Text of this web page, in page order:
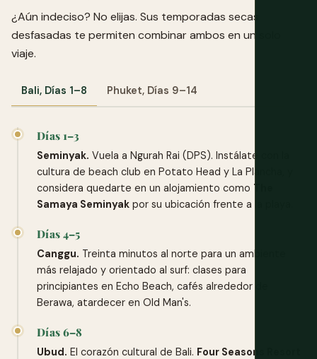
¿Aún indeciso? No elijas. Sus temporadas secas
desfasadas te permiten combinar ambos en un solo
viaje.
Bali, Días 1–8 Phuket, Días 9–14
Días 1–3
Seminyak. Vuela a Ngurah Rai (DPS). Instálate con la
cultura de beach club en Potato Head y La Plancha, y
considera quedarte en un alojamiento como The
Samaya Seminyak por su ubicación frente a la playa.
Días 4–5
Canggu. Treinta minutos al norte para un ambiente
más relajado y orientado al surf: clases para
principiantes en Echo Beach, cafés alrededor de
Berawa, atardecer en Old Man's.
Días 6–8
Ubud. El corazón cultural de Bali. Four Seasons Resort